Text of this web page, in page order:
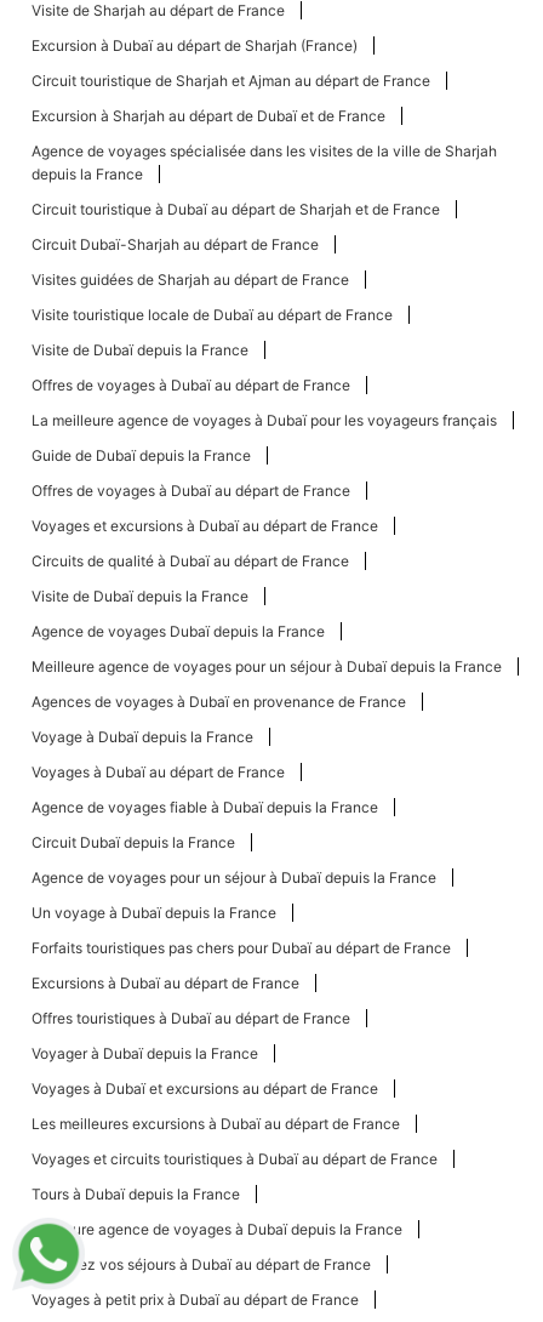
Visite de Sharjah au départ de France
Excursion à Dubaï au départ de Sharjah (France)
Circuit touristique de Sharjah et Ajman au départ de France
Excursion à Sharjah au départ de Dubaï et de France
Agence de voyages spécialisée dans les visites de la ville de Sharjah
depuis la France
Circuit touristique à Dubaï au départ de Sharjah et de France
Circuit Dubaï-Sharjah au départ de France
Visites guidées de Sharjah au départ de France
Visite touristique locale de Dubaï au départ de France
Visite de Dubaï depuis la France
Offres de voyages à Dubaï au départ de France
La meilleure agence de voyages à Dubaï pour les voyageurs français
Guide de Dubaï depuis la France
Offres de voyages à Dubaï au départ de France
Voyages et excursions à Dubaï au départ de France
Circuits de qualité à Dubaï au départ de France
Visite de Dubaï depuis la France
Agence de voyages Dubaï depuis la France
Meilleure agence de voyages pour un séjour à Dubaï depuis la France
Agences de voyages à Dubaï en provenance de France
Voyage à Dubaï depuis la France
Voyages à Dubaï au départ de France
Agence de voyages fiable à Dubaï depuis la France
Circuit Dubaï depuis la France
Agence de voyages pour un séjour à Dubaï depuis la France
Un voyage à Dubaï depuis la France
Forfaits touristiques pas chers pour Dubaï au départ de France
Excursions à Dubaï au départ de France
Offres touristiques à Dubaï au départ de France
Voyager à Dubaï depuis la France
Voyages à Dubaï et excursions au départ de France
Les meilleures excursions à Dubaï au départ de France
Voyages et circuits touristiques à Dubaï au départ de France
Tours à Dubaï depuis la France
Meilleure agence de voyages à Dubaï depuis la France
Réservez vos séjours à Dubaï au départ de France
Voyages à petit prix à Dubaï au départ de France